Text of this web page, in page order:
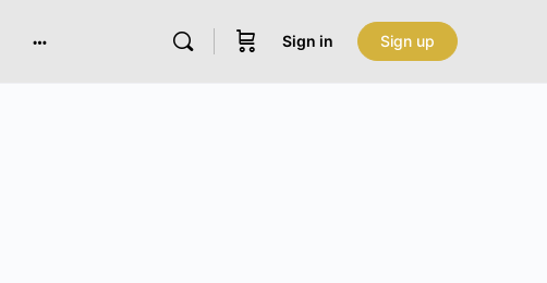
Sign in Sign up